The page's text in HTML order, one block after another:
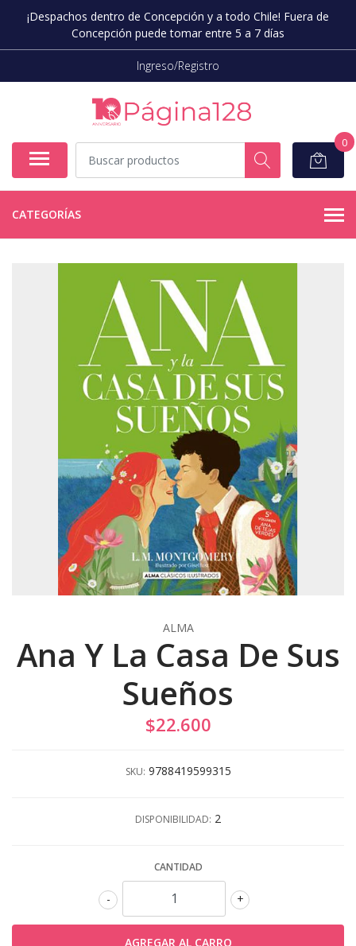
¡Despachos dentro de Concepción y a todo Chile! Fuera de
Concepción puede tomar entre 5 a 7 días
Ingreso/Registro
0
CATEGORÍAS
ALMA
Ana Y La Casa De Sus
Sueños
$22.600
SKU: 9788419599315
DISPONIBILIDAD: 2
CANTIDAD
+
-